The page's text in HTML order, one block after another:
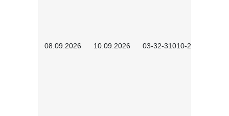
08.09.2026 10.09.2026 03-32-31010-2606